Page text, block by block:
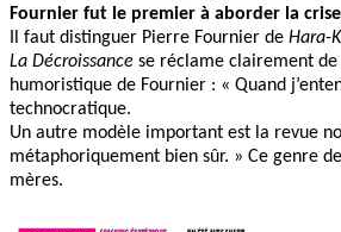
Fournier fut le premier à aborder la
Il faut distinguer Pierre Fournier de Hara-
La Décroissance se réclame clairement de
humoristique de Fournier : « Quand
technocratique.
Un autre modèle important est la revue
métaphoriquement bien sûr. » Ce genre
mères.